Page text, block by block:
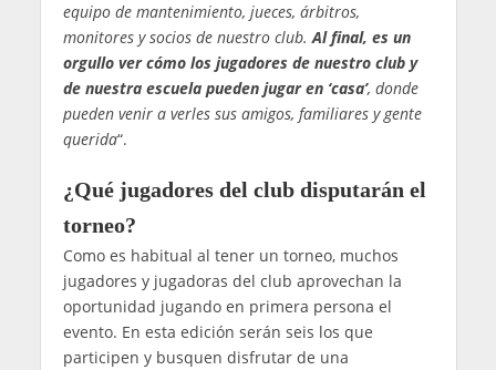
equipo de mantenimiento, jueces, árbitros,
monitores y socios de nuestro club. Al final, es un
orgullo ver cómo los jugadores de nuestro club y
de nuestra escuela pueden jugar en ‘casa’, donde
pueden venir a verles sus amigos, familiares y gente
querida“.
¿Qué jugadores del club disputarán el
torneo?
Como es habitual al tener un torneo, muchos
jugadores y jugadoras del club aprovechan la
oportunidad jugando en primera persona el
evento. En esta edición serán seis los que
participen y busquen disfrutar de una